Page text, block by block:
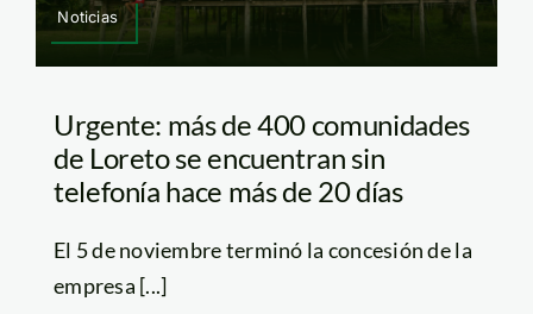
Noticias
Urgente: más de 400 comunidades
de Loreto se encuentran sin
telefonía hace más de 20 días
El 5 de noviembre terminó la concesión de la
empresa [...]